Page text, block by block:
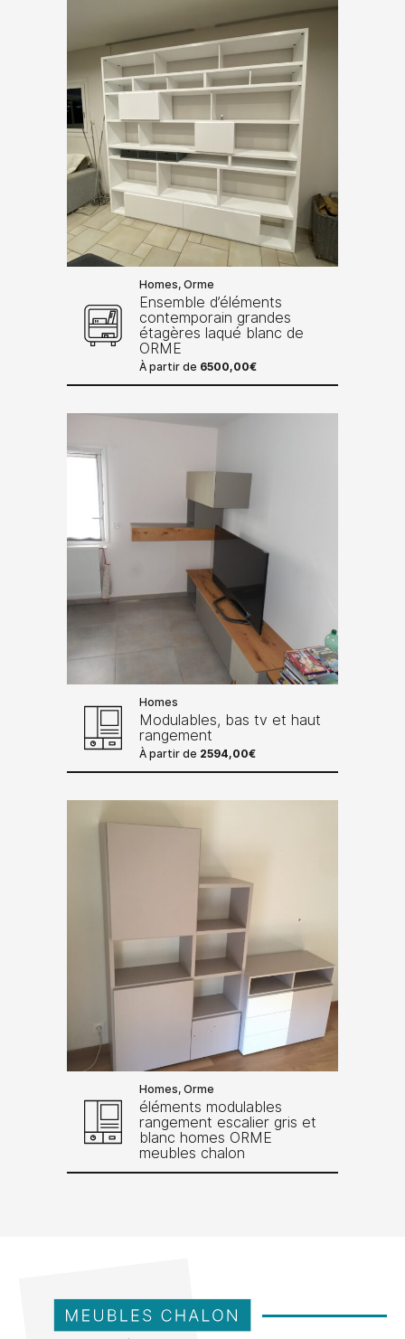
Homes, Orme
Ensemble d’éléments
contemporain grandes
étagères laqué blanc de
ORME
À partir de 6500,00€
Homes
Modulables, bas tv et haut
rangement
À partir de 2594,00€
Homes, Orme
éléments modulables
rangement escalier gris et
blanc homes ORME
meubles chalon